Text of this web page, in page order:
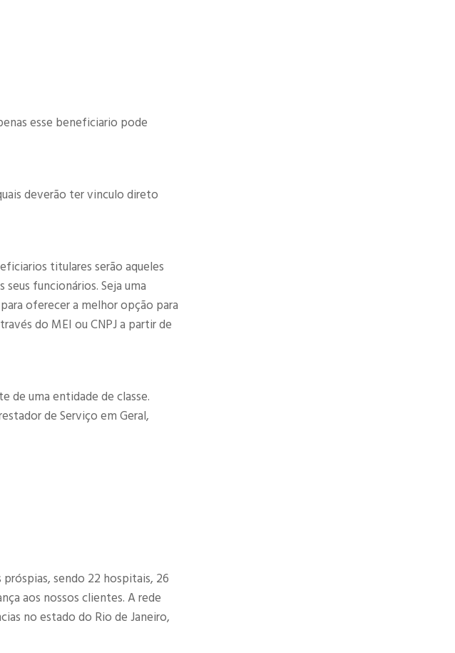
esse beneficiario pode
deverão ter vinculo direto
titulares serão aqueles
funcionários. Seja uma
oferecer a melhor opção para
do MEI ou CNPJ a partir de
de uma entidade de classe.
de Serviço em Geral,
sendo 22 hospitais, 26
aos nossos clientes. A rede
no estado do Rio de Janeiro,